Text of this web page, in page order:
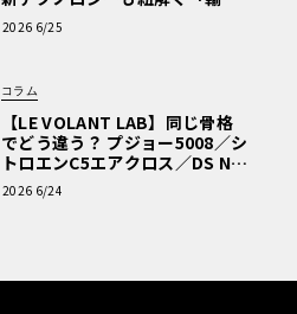
車Q&A」
2026 6/25
コラム
【LE VOLANT LAB】同じ骨格
でどう違う？ プジョー5008／シ
トロエンC5エアクロス／DS Nº4
読者一気乗りレポート
2026 6/24